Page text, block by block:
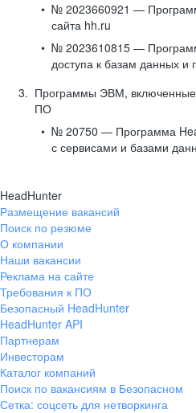
№ 2023660921 —
сайта hh.ru
№ 2023610815 —
доступа к базам данных и
Программы ЭВМ, включенные
ПО
№ 20750 — Программа
с сервисами и базами
HeadHunter
Размещение вакансий
Поиск по резюме
О компании
Наши вакансии
Реклама на сайте
Требования к ПО
Безопасный HeadHunter
HeadHunter API
Партнерам
Инвесторам
Каталог компаний
Поиск по вакансиям в Безопасном
Сетка: соцсеть для нетворкинга